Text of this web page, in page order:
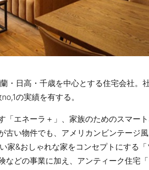
・日高・千歳を中心とする住宅会社。
の実績を有する。
「エネーラ＋」、家族のためのスマー
古い物件でも、アメリカンビンテージ
家&おしゃれな家をコンセプトにする
などの事業に加え、アンティーク住宅